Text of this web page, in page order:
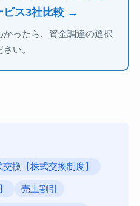
ビス3社比較 →
ったら、資金調達の選択
い。
交換【株式交換制度】
売上割引